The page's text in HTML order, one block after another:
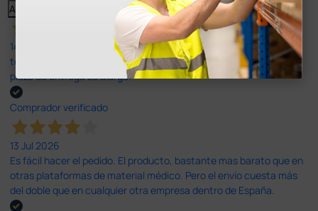
Anterior
14 Jul 2026
todo correcto. podria señalar que un poco caro los portes y el
plazo de entrega se alarga.
Comprador verificado
13 Jul 2026
Es fácil hacer el pedido. El producto, bastante mas barato que en
otras plataformas de material médico. Pero el envío cuesta más
del doble que en cualquier otra empresa dentro de España.